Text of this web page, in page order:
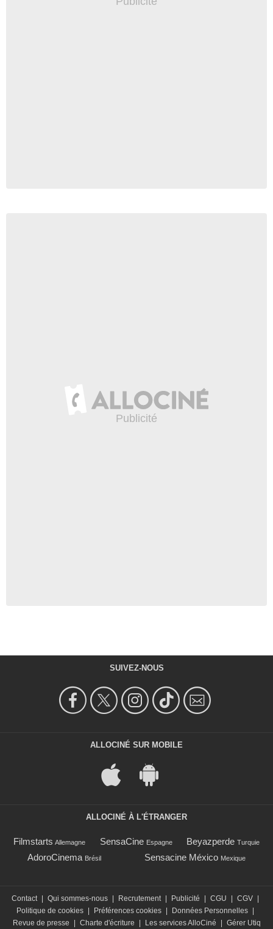
SUIVEZ-NOUS
ALLOCINÉ SUR MOBILE
ALLOCINÉ À L'ÉTRANGER
Filmstarts Allemagne SensaCine Espagne Beyazperde Turquie
AdoroCinema Brésil Sensacine México Mexique
Contact Qui sommes-nous Recrutement Publicité CGU CGV
Politique de cookies
Préférences cookies Données Personnelles
Revue de presse
Charte d'écriture Les services AlloCiné Gérer Utiq